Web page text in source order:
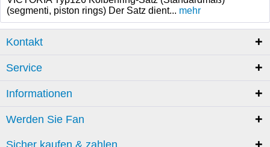
(segmenti, piston rings) Der Satz dient... mehr
Kontakt
Service
Informationen
Werden Sie Fan
Sicher kaufen & zahlen